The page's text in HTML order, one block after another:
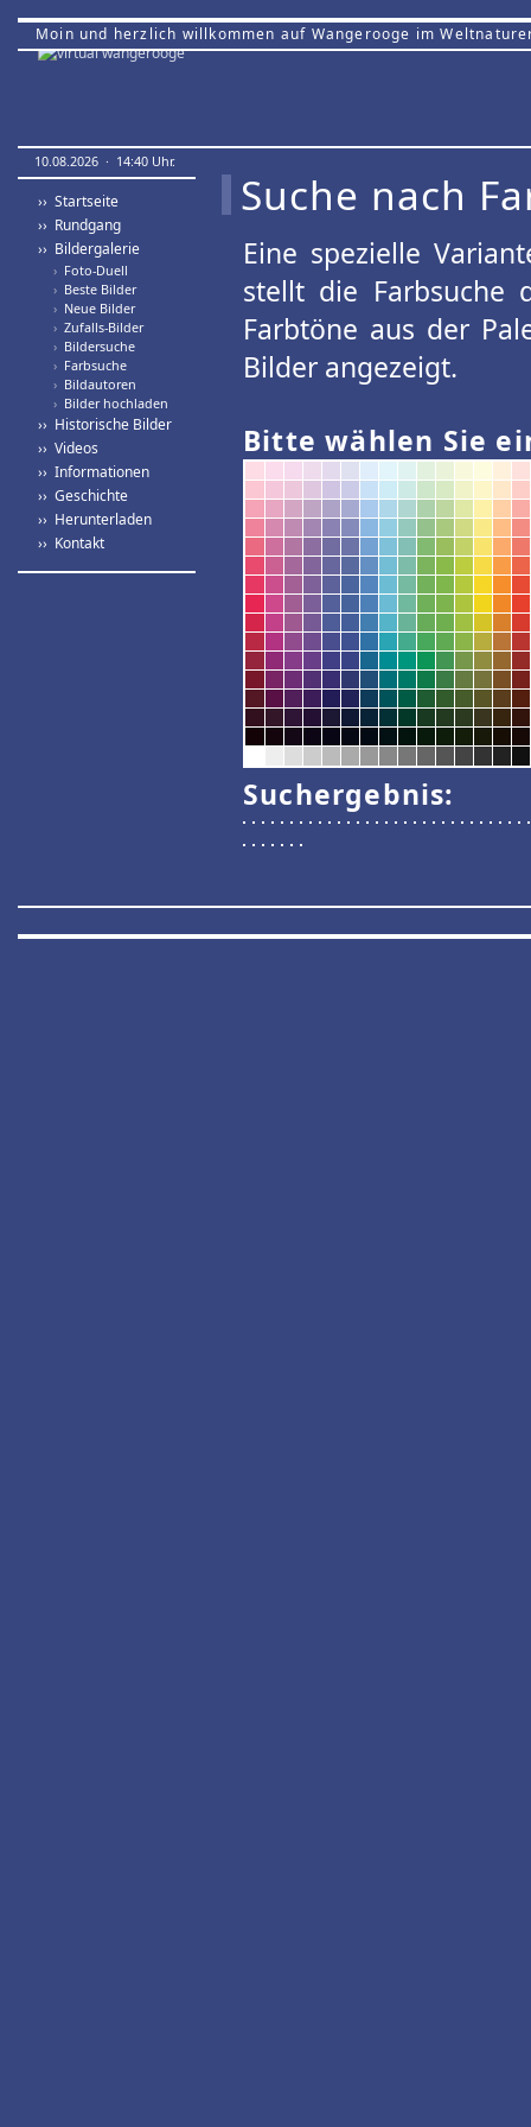
Moin und herzlich willkommen auf Wangerooge im
10.08.2026 · 14:40 Uhr.
›› Startseite
›› Rundgang
›› Bildergalerie
› Foto-Duell
› Beste Bilder
› Neue Bilder
› Zufalls-Bilder
› Bildersuche
› Farbsuche
› Bildautoren
› Bilder hochladen
›› Historische Bilder
›› Videos
›› Informationen
›› Geschichte
›› Herunterladen
›› Kontakt
Suche nach
Eine spezielle
stellt die Farbsuche
Farbtöne aus der
Bilder angezeigt.
Bitte wählen Sie
Suchergebnis: